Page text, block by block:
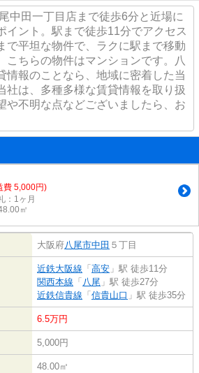
中田一丁目店まで徒歩6分と近場に
イント。駅まで徒歩11分でアクセス
で平坦な物件で、ラクに駅まで移動
こちらの物件はマンションです。八
情報のことなら、地域に密着した当
社は、多種多様な賃貸情報を取り扱
や不明な点などございましたら、お
費 5,000円)
：1ヶ月
㎡
大阪府八尾市中田 ５丁目
近鉄大阪線 「 高安 」駅 徒歩11分
関西本線 「 八尾 」駅 徒歩27分
近鉄信貴線 「 信貴山口 」駅 徒歩35分
6.5万円
5,000円
48.00㎡